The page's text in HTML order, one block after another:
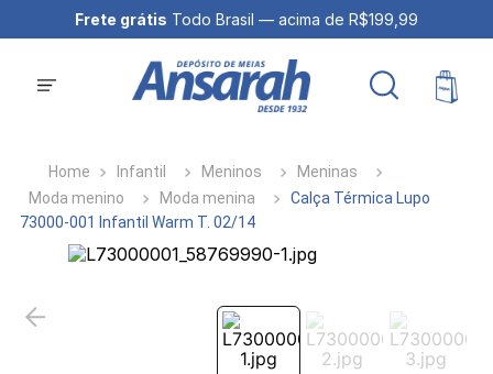
Frete grátis Todo Brasil — acima de R$199,99
Infantil Meninos
Meninas
Moda menino
Moda menina
Calça Térmica Lupo
73000-001 Infantil Warm T. 02/14